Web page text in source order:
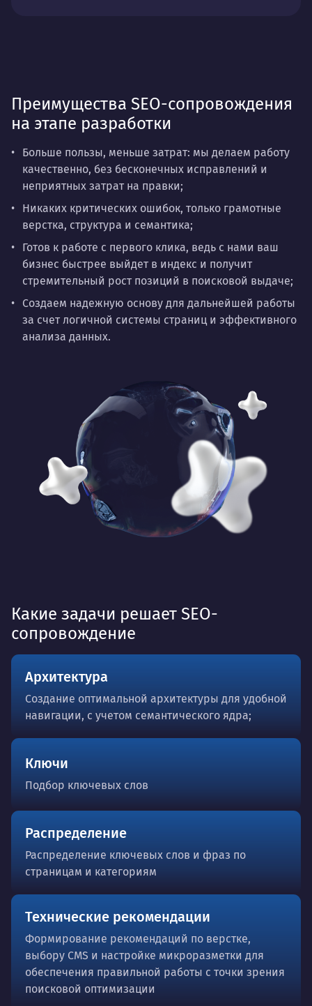
Преимущества SEO-сопровождения
на этапе разработки
Больше пользы, меньше затрат: мы делаем работу
качественно, без бесконечных исправлений и
неприятных затрат на правки;
Никаких критических ошибок, только грамотные
верстка, структура и семантика;
Готов к работе с первого клика, ведь с нами ваш
бизнес быстрее выйдет в индекс и получит
стремительный рост позиций в поисковой выдаче;
Создаем надежную основу для дальнейшей работы
за счет логичной системы страниц и эффективного
анализа данных.
Какие задачи решает SEO-
сопровождение
Архитектура
Создание оптимальной архитектуры для удобной
навигации, с учетом семантического ядра;
Ключи
Подбор ключевых слов
Распределение
Распределение ключевых слов и фраз по
страницам и категориям
Технические рекомендации
Формирование рекомендаций по верстке,
выбору CMS и настройке микроразметки для
обеспечения правильной работы с точки зрения
поисковой оптимизации